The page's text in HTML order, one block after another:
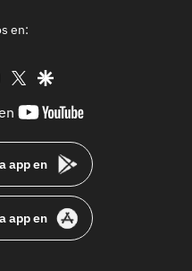
en:
instagram
twittergoogle
youtube-
app en
app en